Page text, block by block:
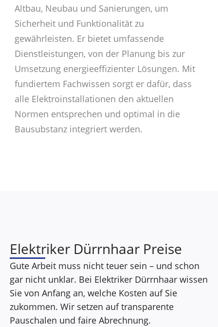
Altbau, Neubau und Sanierungen, um
Sicherheit und Funktionalität zu
gewährleisten. Er bietet umfassende
Dienstleistungen, von der Planung bis zur
Umsetzung energieeffizienter Lösungen. Mit
fundiertem Fachwissen sorgt er dafür, dass
alle Elektroinstallationen den aktuellen
Normen entsprechen und optimal in die
Bausubstanz integriert werden.
Elektriker Dürrnhaar Preise
Gute Arbeit muss nicht teuer sein – und schon
gar nicht unklar. Bei Elektriker Dürrnhaar wissen
Sie von Anfang an, welche Kosten auf Sie
zukommen. Wir setzen auf transparente
Pauschalen und faire Abrechnung.